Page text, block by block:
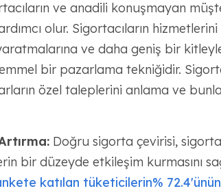
ve anadili konuşmayan
olur. Sigortacıların
ve daha geniş bir
bir pazarlama tekniğidir.
özel taleplerini anlama ve
Doğru sigorta çevirisi,
bir düzeyde etkileşim kurmasını
katılan tüketicilerin%